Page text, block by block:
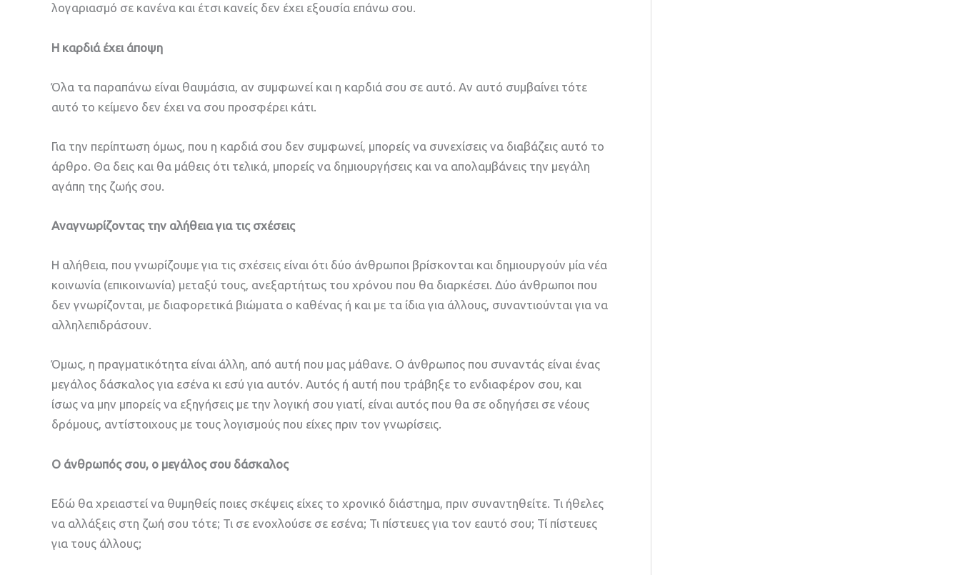
λογαριασμό σε κανένα και έτσι κανείς δεν έχει εξουσία επάνω σου.
Η καρδιά έχει άποψη
Όλα τα παραπάνω είναι θαυμάσια, αν συμφωνεί και η καρδιά σου σε αυτό. Αν αυτό συμβαίνει τότε
αυτό το κείμενο δεν έχει να σου προσφέρει κάτι.
Για την περίπτωση όμως, που η καρδιά σου δεν συμφωνεί, μπορείς να συνεχίσεις να διαβάζεις αυτό το
άρθρο. Θα δεις και θα μάθεις ότι τελικά, μπορείς να δημιουργήσεις και να απολαμβάνεις την μεγάλη
αγάπη της ζωής σου.
Αναγνωρίζοντας την αλήθεια για τις σχέσεις
Η αλήθεια, που γνωρίζουμε για τις σχέσεις είναι ότι δύο άνθρωποι βρίσκονται και δημιουργούν μία νέα
κοινωνία (επικοινωνία) μεταξύ τους, ανεξαρτήτως του χρόνου που θα διαρκέσει. Δύο άνθρωποι που
δεν γνωρίζονται, με διαφορετικά βιώματα ο καθένας ή και με τα ίδια για άλλους, συναντιούνται για να
αλληλεπιδράσουν.
Όμως, η πραγματικότητα είναι άλλη, από αυτή που μας μάθανε. Ο άνθρωπος που συναντάς είναι ένας
μεγάλος δάσκαλος για εσένα κι εσύ για αυτόν. Αυτός ή αυτή που τράβηξε το ενδιαφέρον σου, και
ίσως να μην μπορείς να εξηγήσεις με την λογική σου γιατί, είναι αυτός που θα σε οδηγήσει σε νέους
δρόμους, αντίστοιχους με τους λογισμούς που είχες πριν τον γνωρίσεις.
Ο άνθρωπός σου, ο μεγάλος σου δάσκαλος
Εδώ θα χρειαστεί να θυμηθείς ποιες σκέψεις είχες το χρονικό διάστημα, πριν συναντηθείτε. Τι ήθελες
να αλλάξεις στη ζωή σου τότε; Τι σε ενοχλούσε σε εσένα; Τι πίστευες για τον εαυτό σου; Τί πίστευες
για τους άλλους;